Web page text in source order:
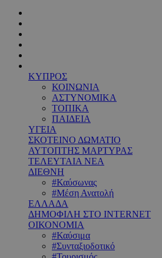
ΚΥΠΡΟΣ
ΚΟΙΝΩΝΙΑ
ΑΣΤΥΝΟΜΙΚΑ
ΤΟΠΙΚΑ
ΠΑΙΔΕΙΑ
ΥΓΕΙΑ
ΣΚΟΤΕΙΝΟ ΔΩΜΑΤΙΟ
ΑΥΤΟΠΤΗΣ ΜΑΡΤΥΡΑΣ
ΤΕΛΕΥΤΑΙΑ ΝΕΑ
ΔΙΕΘΝΗ
#Καύσωνας
#Μέση Ανατολή
ΕΛΛΑΔΑ
ΔΗΜΟΦΙΛΗ ΣΤΟ INTERNET
ΟΙΚΟΝΟΜΙΑ
#Καύσιμα
#Συνταξιοδοτικό